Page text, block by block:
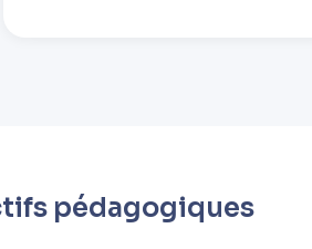
pédagogiques